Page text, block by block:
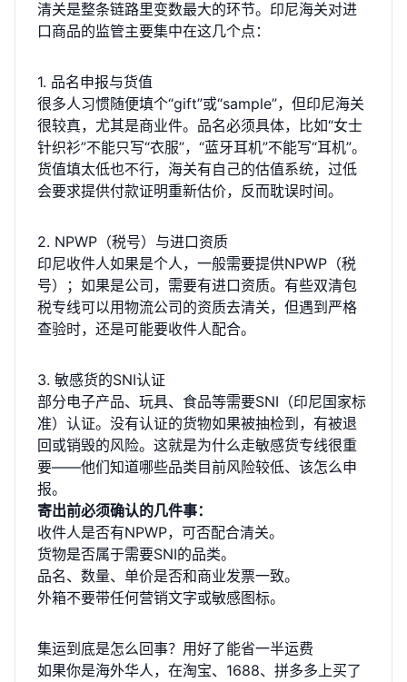
清关是整条链路里变数最大的环节。印尼海关对进
口商品的监管主要集中在这几个点：
1. 品名申报与货值
很多人习惯随便填个“gift”或“sample”，但印尼海关
很较真，尤其是商业件。品名必须具体，比如“女士
针织衫”不能只写“衣服”，“蓝牙耳机”不能写“耳机”。
货值填太低也不行，海关有自己的估值系统，过低
会要求提供付款证明重新估价，反而耽误时间。
2. NPWP（税号）与进口资质
印尼收件人如果是个人，一般需要提供NPWP（税
号）；如果是公司，需要有进口资质。有些双清包
税专线可以用物流公司的资质去清关，但遇到严格
查验时，还是可能要收件人配合。
3. 敏感货的SNI认证
部分电子产品、玩具、食品等需要SNI（印尼国家标
准）认证。没有认证的货物如果被抽检到，有被退
回或销毁的风险。这就是为什么走敏感货专线很重
要——他们知道哪些品类目前风险较低、该怎么申
报。
寄出前必须确认的几件事：
收件人是否有NPWP，可否配合清关。
货物是否属于需要SNI的品类。
品名、数量、单价是否和商业发票一致。
外箱不要带任何营销文字或敏感图标。
集运到底是怎么回事？用好了能省一半运费
如果你是海外华人，在淘宝、1688、拼多多上买了